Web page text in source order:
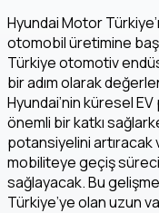
Hyundai Motor
otomobil üretimine
Türkiye otomotiv
bir adım olarak
Hyundai’nin küresel
önemli bir katkı
potansiyelini
mobiliteye geçiş
sağlayacak. Bu
Türkiye’ye olan uzun